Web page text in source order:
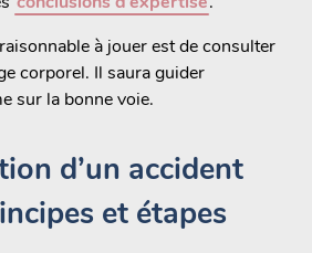
à jouer est de consulter
corporel. Il saura guider
sur la bonne voie.
d’un accident
et étapes